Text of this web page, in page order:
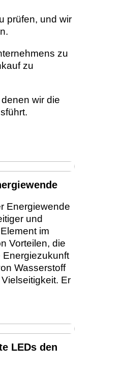
prüfen, und wir
zu
zu
wir die
Energiewende
und
im
Vorteilen, die
Energiezukunft
Wasserstoff
Er
LEDs den